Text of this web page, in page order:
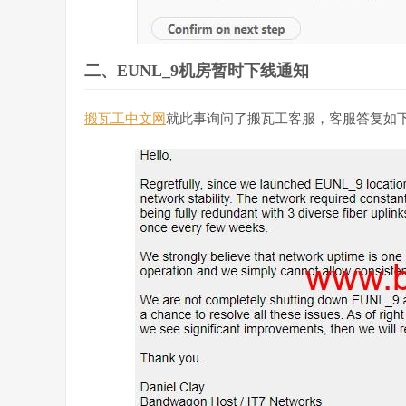
二、EUNL_9机房暂时下线通知
搬瓦工中文网 就此事询问了搬瓦工客服，客服答复如